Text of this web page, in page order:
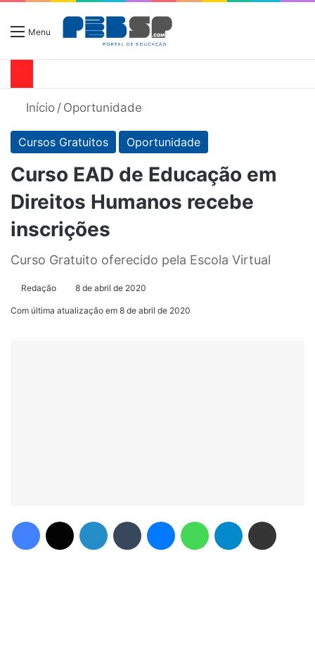
Menu
Início / Oportunidade
Cursos Gratuitos Oportunidade
Curso EAD de Educação em
Direitos Humanos recebe
inscrições
Curso Gratuito oferecido pela Escola Virtual
Redação 8 de abril de 2020
Com última atualização em 8 de abril de 2020